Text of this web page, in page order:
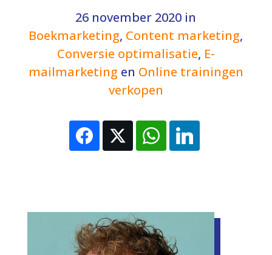
26 november 2020 in
Boekmarketing, Content marketing,
Conversie optimalisatie, E-
mailmarketing en Online trainingen
verkopen